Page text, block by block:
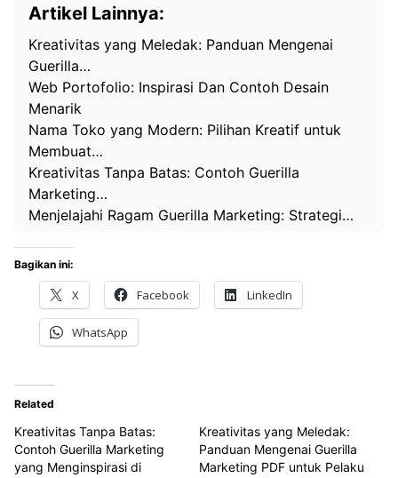
Artikel Lainnya:
Kreativitas yang Meledak: Panduan Mengenai
Guerilla…
Web Portofolio: Inspirasi Dan Contoh Desain
Menarik
Nama Toko yang Modern: Pilihan Kreatif untuk
Membuat…
Kreativitas Tanpa Batas: Contoh Guerilla
Marketing…
Menjelajahi Ragam Guerilla Marketing: Strategi…
Bagikan ini:
X Facebook LinkedIn
WhatsApp
Related
Kreativitas Tanpa Batas:
Contoh Guerilla Marketing
yang Menginspirasi di
Kreativitas yang Meledak:
Panduan Mengenai Guerilla
Marketing PDF untuk Pelaku